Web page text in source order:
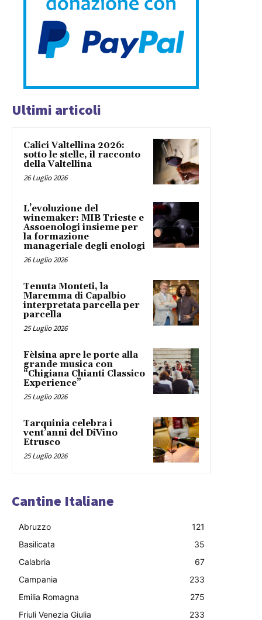
Ultimi articoli
Calici Valtellina 2026:
sotto le stelle, il racconto
della Valtellina
26 Luglio 2026
L’evoluzione del
winemaker: MIB Trieste e
Assoenologi insieme per
la formazione
manageriale degli enologi
26 Luglio 2026
Tenuta Monteti, la
Maremma di Capalbio
interpretata parcella per
parcella
25 Luglio 2026
Fèlsina apre le porte alla
grande musica con
“Chigiana Chianti Classico
Experience”
25 Luglio 2026
Tarquinia celebra i
vent’anni del DiVino
Etrusco
25 Luglio 2026
Cantine Italiane
Abruzzo
121
Basilicata
35
Calabria
67
Campania
233
Emilia Romagna
275
Friuli Venezia Giulia
233